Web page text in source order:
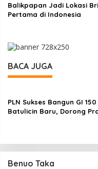
Balikpapan Jadi Lokasi
Pertama di Indonesia
BACA JUGA
PLN Sukses Bangun GI 150
Batulicin Baru, Dorong
Benuo Taka